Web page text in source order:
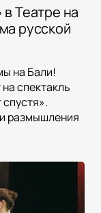
Театре на
русской
на Бали!
спектакль
размышления